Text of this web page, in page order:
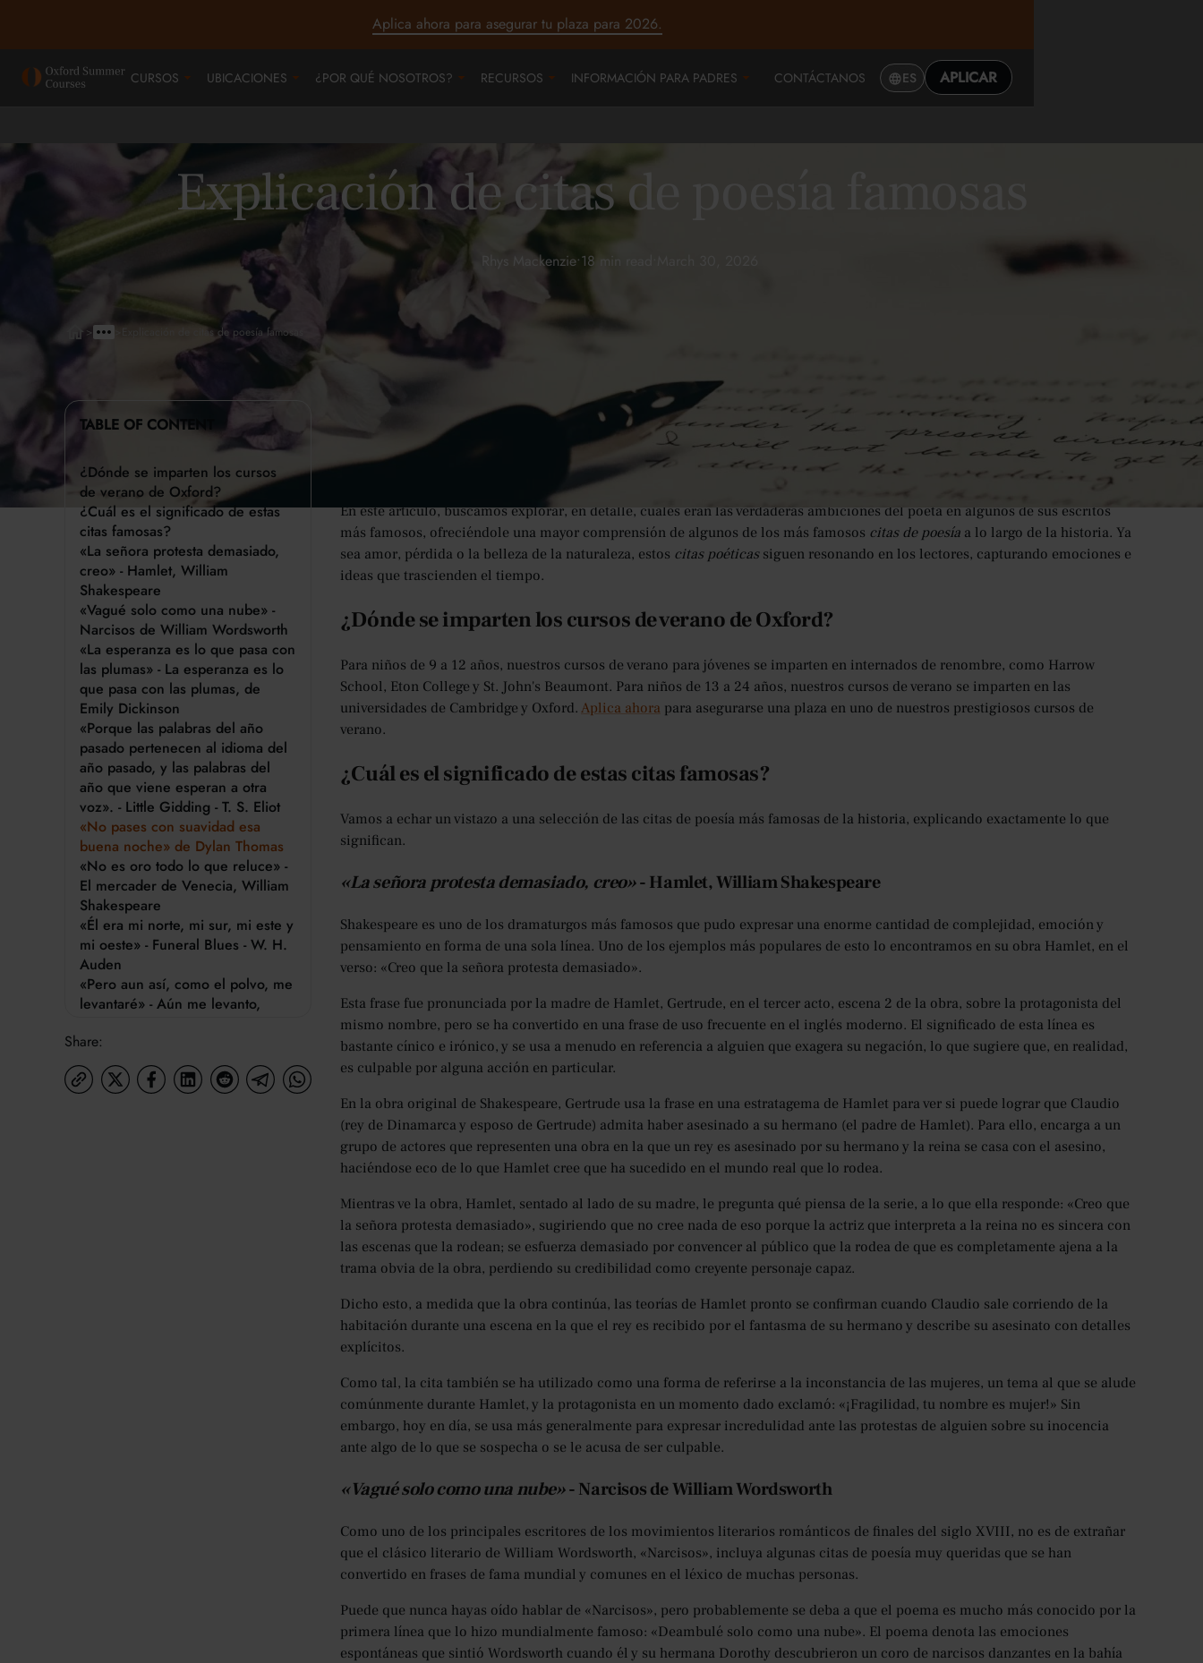
Aplica ahora para asegurar tu plaza para 2026.
CURSOS UBICACIONES ¿POR QUÉ NOSOTROS? RECURSOS INFORMACIÓN PARA PADRES CONTÁCTANOS ES APLICAR
Explicación de citas de poesía famosas
Rhys Mackenzie•18 min read
> Explicación de citas de poesía famosas
TABLE OF CONTENT
¿Dónde se imparten los cursos
de verano de Oxford?
¿Cuál es el significado de estas
citas famosas?
«La señora protesta demasiado,
creo» - Hamlet, William
Shakespeare
«Vagué solo como una nube» -
Narcisos de William Wordsworth
«La esperanza es lo que pasa con
las plumas» - La esperanza es lo
que pasa con las plumas, de
Emily Dickinson
«Porque las palabras del año
pasado pertenecen al idioma del
año pasado, y las palabras del
año que viene esperan a otra
voz». - Little Gidding - T. S. Eliot
«No pases con suavidad esa
buena noche» de Dylan Thomas
«No es oro todo lo que reluce» -
El mercader de Venecia, William
Shakespeare
«Él era mi norte, mi sur, mi este y
mi oeste» - Funeral Blues - W. H.
Auden
«Pero aun así, como el polvo, me
levantaré» - Aún me levanto,
«Camina en la belleza, como la
noche» - Ella camina en la belleza
- Lord Byron
Share:
Los poetas han sido venerados a lo largo de la historia por su lenguaje emotivo y sus expresiones floridas; su uso del tipo de
lenguaje es tan poderoso que pueden encapsular perfectamente un sentimiento con solo una o dos líneas. Pueden resaltar la
belleza de un idioma en su forma más pura. Sin embargo, por muy hermoso que sea leer poesía, es muy fácil leer extractos sin
tomarse el tiempo de analizar adecuadamente su significado previsto, o incluso de comprenderlo por completo.
En este artículo, buscamos explorar, en detalle, cuáles eran las verdaderas ambiciones del poeta en algunos de sus escritos
más famosos, ofreciéndole una mayor comprensión de algunos de los más famosos citas de poesíaa lo largo de la historia. Ya
sea amor, pérdida o la belleza de la naturaleza, estos citas poéticassiguen resonando en los lectores, capturando emociones e
ideas que trascienden el tiempo.
¿Dónde se imparten los cursos de verano de Oxford?
Para niños de 9 a 12 años, nuestros cursos de verano para jóvenes se imparten en internados de renombre, como Harrow
School, Eton College y St. John's Beaumont. Para niños de 13 a 24 años, nuestros cursos de verano se imparten en las
universidades de Cambridge y Oxford. Aplica ahora para asegurarse una plaza en uno de nuestros prestigiosos cursos de
verano.
¿Cuál es el significado de estas citas famosas?
Vamos a echar un vistazo a una selección de las citas de poesía más famosas de la historia, explicando exactamente lo que
significan.
«La señora protesta demasiado, creo»- Hamlet, William Shakespeare
Shakespeare es uno de los dramaturgos más famosos que pudo expresar una enorme cantidad de complejidad, emoción y
pensamiento en forma de una sola línea. Uno de los ejemplos más populares de esto lo encontramos en su obra Hamlet, en el
verso: «Creo que la señora protesta demasiado».
Esta frase fue pronunciada por la madre de Hamlet, Gertrude, en el tercer acto, escena 2 de la obra, sobre la protagonista del
mismo nombre, pero se ha convertido en una frase de uso frecuente en el inglés moderno. El significado de esta línea es
bastante cínico e irónico, y se usa a menudo en referencia a alguien que exagera su negación, lo que sugiere que, en realidad,
es culpable por alguna acción en particular.
En la obra original de Shakespeare, Gertrude usa la frase en una estratagema de Hamlet para ver si puede lograr que Claudio
(rey de Dinamarca y esposo de Gertrude) admita haber asesinado a su hermano (el padre de Hamlet). Para ello, encarga a un
grupo de actores que representen una obra en la que un rey es asesinado por su hermano y la reina se casa con el asesino,
haciéndose eco de lo que Hamlet cree que ha sucedido en el mundo real que lo rodea.
Mientras ve la obra, Hamlet, sentado al lado de su madre, le pregunta qué piensa de la serie, a lo que ella responde: «Creo que
la señora protesta demasiado», sugiriendo que no cree nada de eso porque la actriz que interpreta a la reina no es sincera con
las escenas que la rodean; se esfuerza demasiado por convencer al público que la rodea de que es completamente ajena a la
trama obvia de la obra, perdiendo su credibilidad como creyente personaje capaz.
Dicho esto, a medida que la obra continúa, las teorías de Hamlet pronto se confirman cuando Claudio sale corriendo de la
habitación durante una escena en la que el rey es recibido por el fantasma de su hermano y describe su asesinato con detalles
explícitos.
Como tal, la cita también se ha utilizado como una forma de referirse a la inconstancia de las mujeres, un tema al que se alude
comúnmente durante Hamlet, y la protagonista en un momento dado exclamó: «¡Fragilidad, tu nombre es mujer!» Sin
embargo, hoy en día, se usa más generalmente para expresar incredulidad ante las protestas de alguien sobre su inocencia
ante algo de lo que se sospecha o se le acusa de ser culpable.
«Vagué solo como una nube»- Narcisos de William Wordsworth
Como uno de los principales escritores de los movimientos literarios románticos de finales del siglo XVIII, no es de extrañar
que el clásico literario de William Wordsworth, «Narcisos», incluya algunas citas de poesía muy queridas que se han
convertido en frases de fama mundial y comunes en el léxico de muchas personas.
Puede que nunca hayas oído hablar de «Narcisos», pero probablemente se deba a que el poema es mucho más conocido por la
primera línea que lo hizo mundialmente famoso: «Deambulé solo como una nube». El poema denota las emociones
espontáneas que sintió Wordsworth cuando él y su hermana Dorothy descubrieron un coro de narcisos danzantes en la bahía